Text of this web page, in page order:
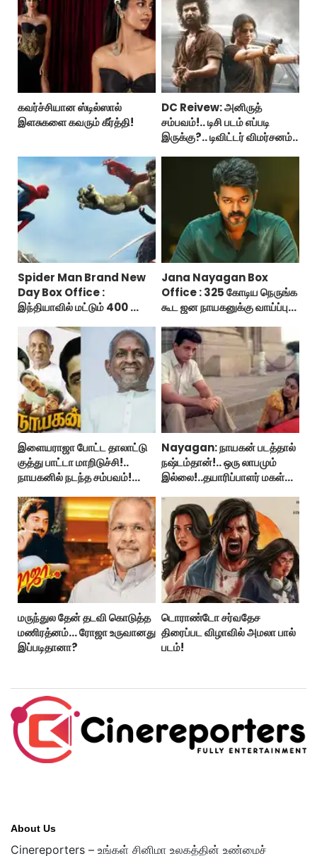
கவர்ச்சியான ஸ்டில்ஸால்
இளசுகளை கவரும் கீர்த்தி!
DC Reivew: அனிருத்
சம்பவம்!.. டிசி படம் எப்படி
இருக்கு?.. டிவிட்டர் விமர்சனம்..
Spider Man Brand New
Day Box Office :
இந்தியாவில் மட்டும் 400 கோடி
பிராண்ட் நியூ டே?
Jana Nayagan Box
Office : 325 கோடிய நெருங்க
கூட ஜன நாயகனுக்கு வாய்ப்பு
இளையராஜா போட்ட தாலாட்டு
குத்து பாட்டா மாறிடுச்சி!..
நாயகனில் நடந்த சம்பவம்!...
Nayagan: நாயகன் படத்தால்
நஷ்டம்தான்!.. ஒரு லாபமும்
இல்லை!..தயாரிப்பாளர் மகள்
மருந்துல தேன் தடவி கொடுத்த
மணிரத்னம்... ரோஜா உருவானது
இப்படிதானா?
டொராண்டோ சர்வதேச
திரைப்பட விழாவில் அமலா பால்
படம்!
About Us
Cinereporters – உங்கள் சினிமா உலகத்தின் உண்மைச்